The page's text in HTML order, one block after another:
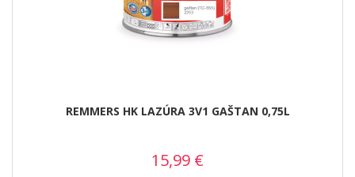
REMMERS HK LAZÚRA 3V1 GAŠTAN 0,75L
15,99 €